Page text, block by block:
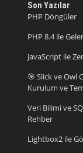
Son Yazılar
PHP Döngüler
PHP 8.4 ile
JavaScript ile
🎯 Slick ve Owl
Kurulum ve
Veri Bilimi ve
Rehber
Lightbox2 ile